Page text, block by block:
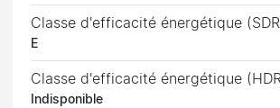
Classe d'efficacité énergétique
E
Classe d'efficacité énergétique
Indisponible